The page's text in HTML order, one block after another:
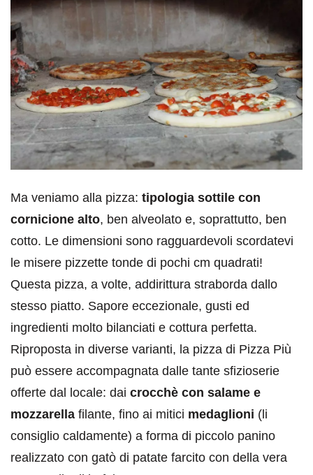
Ma veniamo alla pizza: tipologia sottile con
cornicione alto, ben alveolato e, soprattutto, ben
cotto. Le dimensioni sono ragguardevoli scordatevi
le misere pizzette tonde di pochi cm quadrati!
Questa pizza, a volte, addirittura straborda dallo
stesso piatto. Sapore eccezionale, gusti ed
ingredienti molto bilanciati e cottura perfetta.
Riproposta in diverse varianti, la pizza di Pizza Più
può essere accompagnata dalle tante sfizioserie
offerte dal locale: dai crocchè con salame e
mozzarella filante, fino ai mitici medaglioni (li
consiglio caldamente) a forma di piccolo panino
realizzato con gatò di patate farcito con della vera